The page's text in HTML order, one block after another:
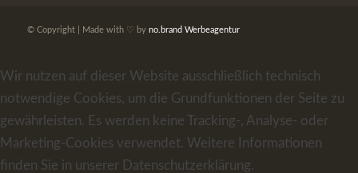
© Copyright | Made with ♡ by no.brand Werbeagentur
Wir nutzen auf dieser Website ausschließlich technisch
notwendige Cookies, um die Grundfunktionen der Seite zu
gewährleisten. Es werden keine Tracking-, Analyse- oder
Marketing-Cookies verwendet. Weitere Informationen
finden Sie in unserer Datenschutzerklärung.